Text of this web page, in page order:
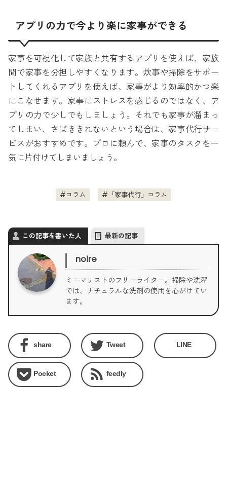
アプリの力で今より楽に家事ができる
家事を可視化して家族と共有するアプリを使えば、家族
間で家事を分担しやすくなります。炊事や掃除をサポー
トしてくれるアプリを使えば、家事がより効率的かつ楽
にこなせます。家事にストレスを感じるのではなく、ア
プリの力で少しでもしましょう。それでも家事が溜まっ
てしまい、さばききれないという場合は、家事代行サー
ビスがおすすめです。プロに頼んで、家事のタスクを一
気に片付けてしまいましょう。
コラム 「家事代行」コラム
この記事を書いた人 最新の記事
noire
ミニマリストのフリーライター。掃除や洗濯
では、ナチュラルな洗剤の使用を心がけてい
ます。
share Tweet LINE
Pocket feedly